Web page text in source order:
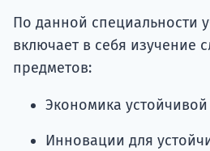
По данной специальности
включает в себя изучение
предметов:
Экономика
Инновации для